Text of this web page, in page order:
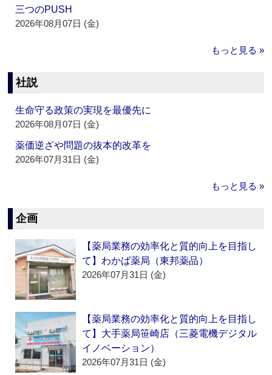
三つのPUSH
2026年08月07日 (金)
もっと見る »
社説
生命守る政策の実現を最優先に
2026年08月07日 (金)
薬価逆ざや問題の抜本的改革を
2026年07月31日 (金)
もっと見る »
企画
【薬局業務の効率化と質的向上を目指し
て】わかば薬局（東邦薬品）
2026年07月31日 (金)
【薬局業務の効率化と質的向上を目指し
て】大手薬局笹崎店（三菱電機デジタル
イノベーション）
2026年07月31日 (金)